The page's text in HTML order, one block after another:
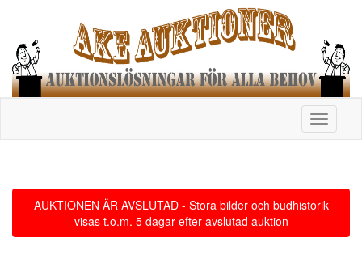
Toggle
AUKTIONEN ÄR AVSLUTAD - Stora bilder och budhistorik
visas t.o.m. 5 dagar efter avslutad auktion